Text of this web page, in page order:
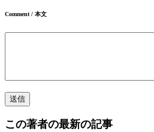
Comment / 本文
この著者の最新の記事